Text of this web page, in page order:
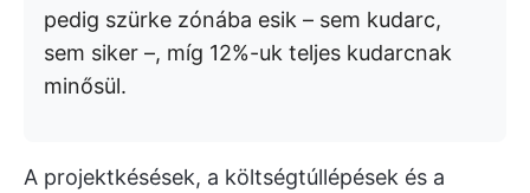
pedig szürke zónába esik – sem kudarc,
sem siker –, míg 12%-uk teljes kudarcnak
minősül.
A projektkésések, a költségtúllépések és a